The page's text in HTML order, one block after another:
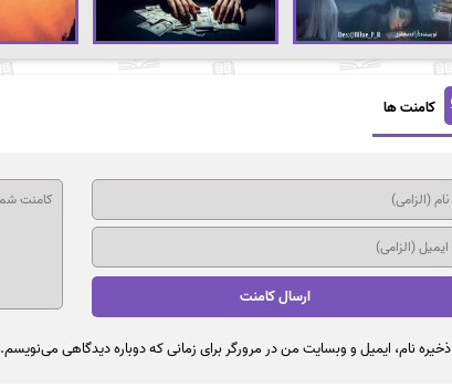
کامنت ها
ذخیره نام، ایمیل و وبسایت من در مرورگر برای زمانی که دوباره دیدگاهی می‌نویسم.